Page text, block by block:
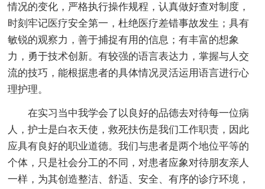
情况的变化，严格执行操作规程，认真做好查对制度，
时刻牢记医疗安全第一，杜绝医疗差错事故发生；具有
敏锐的观察力，善于捕捉有用的信息；有丰富的想象
力，勇于技术创新。有较强的语言表达力，掌握与人交
流的技巧，能根据患者的具体情况灵活运用语言进行心
理护理。
在实习当中我学会了以良好的品德去对待每一位病
人，护士是白衣天使，救死扶伤是我们工作职责，因此
应具有良好的职业道德。我们与患者是两个地位平等的
个体，只是社会分工的不同，对患者应象对待朋友亲人
一样，为其创造整洁、舒适、安全、有序的诊疗环境，